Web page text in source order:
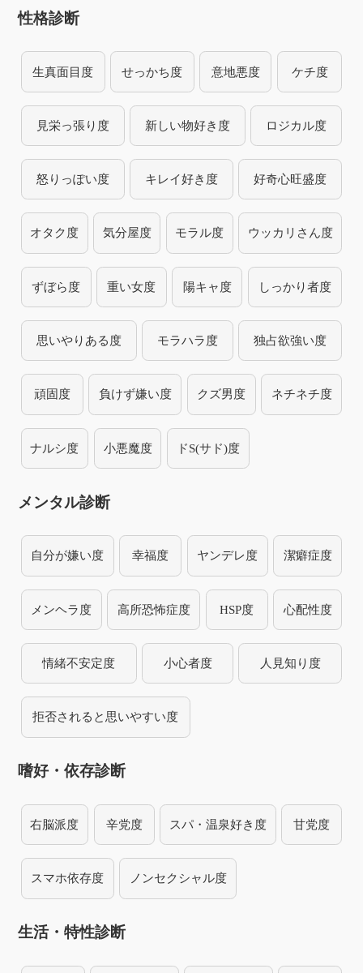
性格診断
生真面目度 せっかち度 意地悪度 ケチ度
見栄っ張り度 新しい物好き度 ロジカル度
怒りっぽい度 キレイ好き度 好奇心旺盛度
オタク度 気分屋度 モラル度 ウッカリさん度
ずぼら度 重い女度 陽キャ度 しっかり者度
思いやりある度 モラハラ度 独占欲強い度
頑固度 負けず嫌い度 クズ男度 ネチネチ度
ナルシ度 小悪魔度 ドS(サド)度
メンタル診断
自分が嫌い度 幸福度 ヤンデレ度 潔癖症度
メンヘラ度 高所恐怖症度 HSP度 心配性度
情緒不安定度 小心者度 人見知り度
拒否されると思いやすい度
嗜好・依存診断
右脳派度 辛党度 スパ・温泉好き度 甘党度
スマホ依存度 ノンセクシャル度
生活・特性診断